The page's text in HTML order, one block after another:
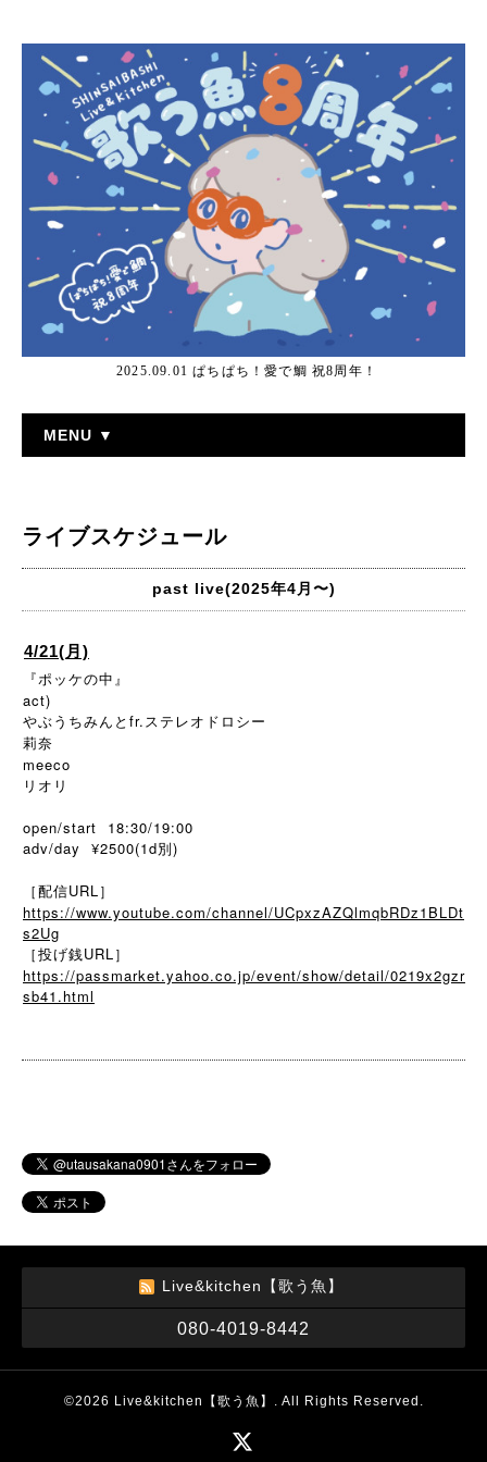
2025.09.01 ぱちぱち！愛で鯛 祝8周年！
MENU ▼
ライブスケジュール
past live(2025年4月〜)
4/21(月)
『ポッケの中』
act)
やぶうちみんとfr.ステレオドロシー
莉奈
meeco
リオリ
open/start 18:30/19:00
adv/day ¥2500(1d別)
［配信URL］
https://www.youtube.com/channel/UCpxzAZQlmqbRDz1BLDt
s2Ug
［投げ銭URL］
https://passmarket.yahoo.co.jp/event/show/detail/0219x2gzr
sb41.html
Live&kitchen【歌う魚】
080-4019-8442
©2026 Live&kitchen【歌う魚】 . All Rights Reserved.